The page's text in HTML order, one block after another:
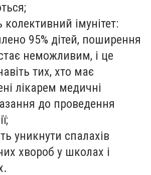
імунітет:
95% дітей, поширення
неможливим, і це
тих, хто має
лікарем медичні
до проведення
уникнути спалахів
хвороб у школах і